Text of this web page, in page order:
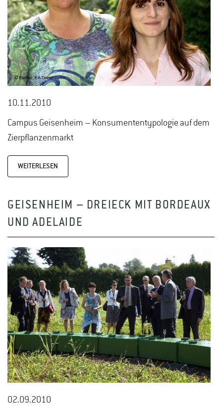
10.11.2010
Campus Geisenheim – Konsumententypologie auf dem
Zierpflanzenmarkt
WEITERLESEN
GEISENHEIM – DREIECK MIT BORDEAUX
UND ADELAIDE
02.09.2010